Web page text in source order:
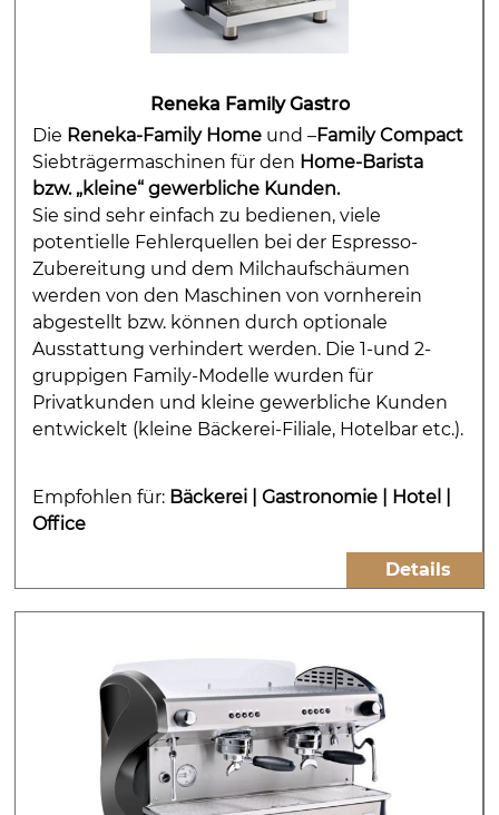
Reneka Family Gastro
Die Reneka-Family Home und –Family Compact
Siebträgermaschinen für den Home-Barista
bzw. „kleine“ gewerbliche Kunden.
Sie sind sehr einfach zu bedienen, viele
potentielle Fehlerquellen bei der Espresso-
Zubereitung und dem Milchaufschäumen
werden von den Maschinen von vornherein
abgestellt bzw. können durch optionale
Ausstattung verhindert werden. Die 1-und 2-
gruppigen Family-Modelle wurden für
Privatkunden und kleine gewerbliche Kunden
entwickelt (kleine Bäckerei-Filiale, Hotelbar etc.).
Empfohlen für: Bäckerei Gastronomie Hotel
Office
Details